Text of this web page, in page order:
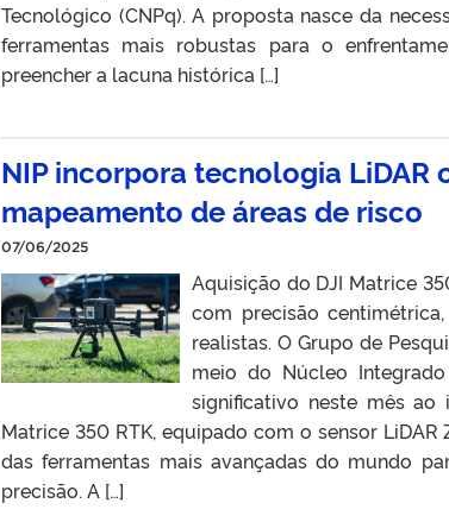
Tecnológico (CNPq). A proposta nasce da
ferramentas mais robustas para o
preencher a lacuna histórica […]
NIP incorpora tecnologia
mapeamento de áreas de risco
07/06/2025
Aquisição do DJI Matrice
com precisão
realistas. O Grupo de
meio do Núcleo
significativo neste mês ao
Matrice 350 RTK, equipado com o sensor
das ferramentas mais avançadas do mundo
precisão. A […]